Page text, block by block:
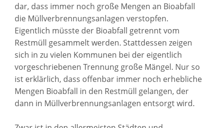
dar, dass immer noch große Mengen an Bioabfall
die Müllverbrennungsanlagen verstopfen.
Eigentlich müsste der Bioabfall getrennt vom
Restmüll gesammelt werden. Stattdessen zeigen
sich in zu vielen Kommunen bei der eigentlich
vorgeschriebenen Trennung große Mängel. Nur so
ist erklärlich, dass offenbar immer noch erhebliche
Mengen Bioabfall in den Restmüll gelangen, der
dann in Müllverbrennungsanlagen entsorgt wird.